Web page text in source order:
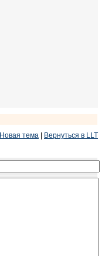
Новая тема Вернуться в LLT